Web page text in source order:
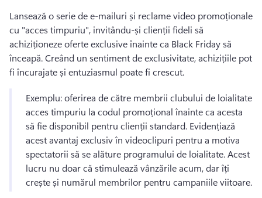
Lansează o serie de e-mailuri și reclame video promoționale
cu "acces timpuriu", invitându-și clienții fideli să
achiziționeze oferte exclusive înainte ca Black Friday să
înceapă. Creând un sentiment de exclusivitate, achizițiile pot
fi încurajate și entuziasmul poate fi crescut.
Exemplu: oferirea de către membrii clubului de loialitate
acces timpuriu la codul promoțional înainte ca acesta
să fie disponibil pentru clienții standard. Evidențiază
acest avantaj exclusiv în videoclipuri pentru a motiva
spectatorii să se alăture programului de loialitate. Acest
lucru nu doar că stimulează vânzările acum, dar îți